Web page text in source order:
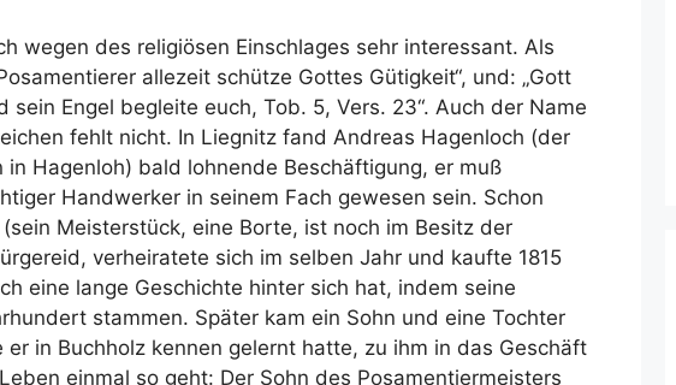
wegen des religiösen Einschlages sehr interessant. Als
allezeit schütze Gottes Gütigkeit“, und: „Gott
sein Engel begleite euch, Tob. 5, Vers. 23“. Auch der Name
fehlt nicht. In Liegnitz fand Andreas Hagenloch (der
Hagenloh) bald lohnende Beschäftigung, er muß
Handwerker in seinem Fach gewesen sein. Schon
Meisterstück, eine Borte, ist noch im Besitz der
verheiratete sich im selben Jahr und kaufte 1815
eine lange Geschichte hinter sich hat, indem seine
stammen. Später kam ein Sohn und eine Tochter
in Buchholz kennen gelernt hatte, zu ihm in das Geschäft
einmal so geht: Der Sohn des Posamentiermeisters